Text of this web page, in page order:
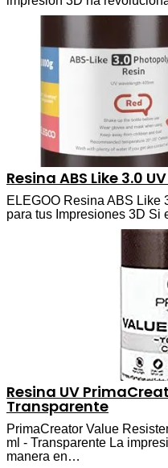
Resina ABS Like 3.0
ELEGOO Resina ABS Like
para tus Impresiones 3D
Resina UV
Transparente
PrimaCreator Value
ml - Transparente La
manera en…